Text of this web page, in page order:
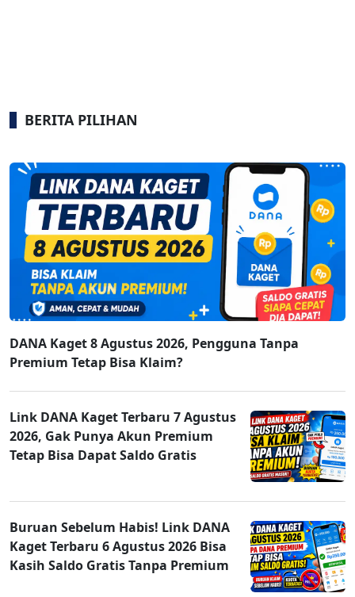
BERITA PILIHAN
DANA Kaget 8 Agustus 2026, Pengguna Tanpa
Premium Tetap Bisa Klaim?
Link DANA Kaget Terbaru 7 Agustus
2026, Gak Punya Akun Premium
Tetap Bisa Dapat Saldo Gratis
Buruan Sebelum Habis! Link DANA
Kaget Terbaru 6 Agustus 2026 Bisa
Kasih Saldo Gratis Tanpa Premium